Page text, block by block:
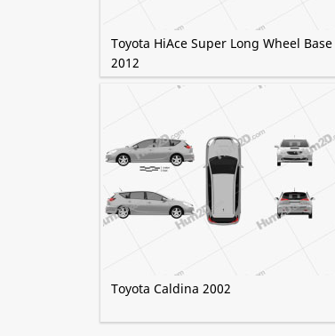
Toyota HiAce Super Long Wheel Base
2012
Toyota Caldina 2002